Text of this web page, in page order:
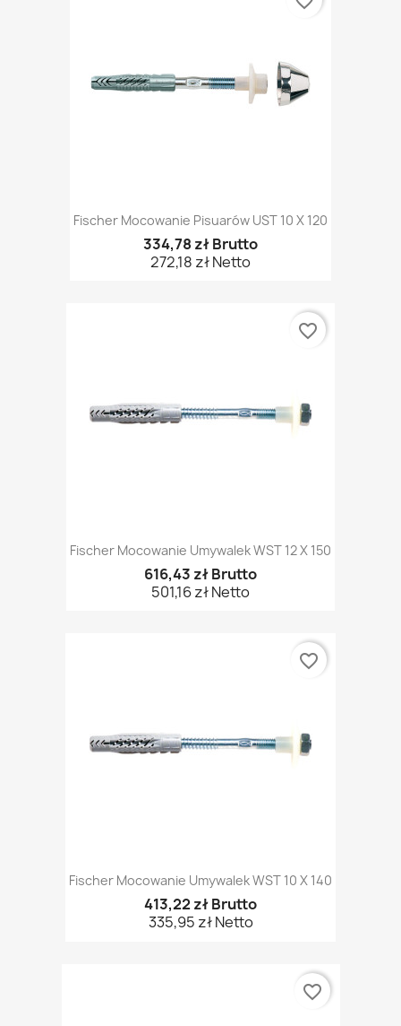
Fischer Mocowanie Pisuarów UST 10 X 120
334,78 zł Brutto
272,18 zł Netto
Fischer Mocowanie Umywalek WST 12 X 150
616,43 zł Brutto
501,16 zł Netto
favorite_border
Fischer Mocowanie Umywalek WST 10 X 140
413,22 zł Brutto
335,95 zł Netto
favorite_border
favorite_border